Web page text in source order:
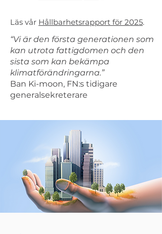
Läs vår Hållbarhetsrapport för 2025.
“Vi är den första generationen som
kan utrota fattigdomen och den
sista som kan bekämpa
klimatförändringarna.”
Ban Ki-moon, FN:s tidigare
generalsekreterare